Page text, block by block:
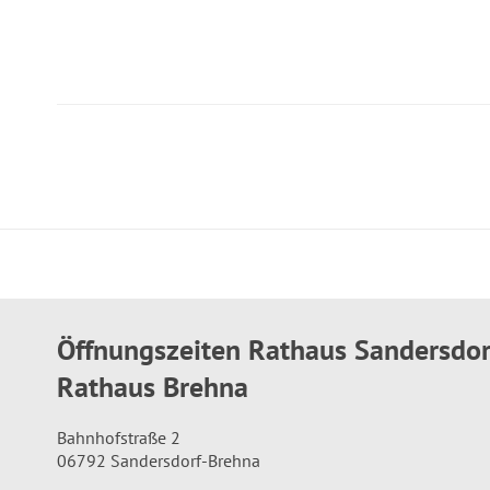
Öffnungszeiten Rathaus
Rathaus Brehna
Bahnhofstraße 2
06792 Sandersdorf-Brehna